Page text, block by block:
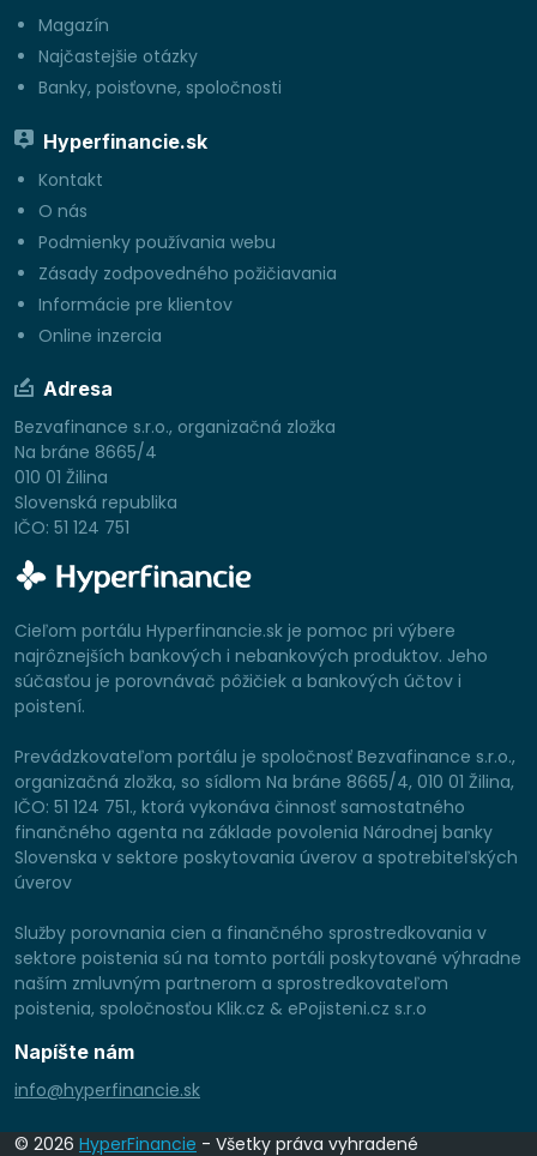
Magazín
Najčastejšie otázky
Banky, poisťovne, spoločnosti
Hyperfinancie.sk
Kontakt
O nás
Podmienky používania webu
Zásady zodpovedného požičiavania
Informácie pre klientov
Online inzercia
Adresa
Bezvafinance s.r.o., organizačná zložka
Na bráne 8665/4
010 01 Žilina
Slovenská republika
IČO: 51 124 751
Cieľom portálu Hyperfinancie.sk je pomoc pri výbere
najrôznejších bankových i nebankových produktov. Jeho
súčasťou je porovnávač pôžičiek a bankových účtov i
poistení.
Prevádzkovateľom portálu je spoločnosť Bezvafinance s.r.o.,
organizačná zložka, so sídlom Na bráne 8665/4, 010 01 Žilina,
IČO: 51 124 751., ktorá vykonáva činnosť samostatného
finančného agenta na základe povolenia Národnej banky
Slovenska v sektore poskytovania úverov a spotrebiteľských
úverov
Služby porovnania cien a finančného sprostredkovania v
sektore poistenia sú na tomto portáli poskytované výhradne
naším zmluvným partnerom a sprostredkovateľom
poistenia, spoločnosťou Klik.cz & ePojisteni.cz s.r.o
Napíšte nám
info@hyperfinancie.sk
© 2026 HyperFinancie - Všetky práva vyhradené